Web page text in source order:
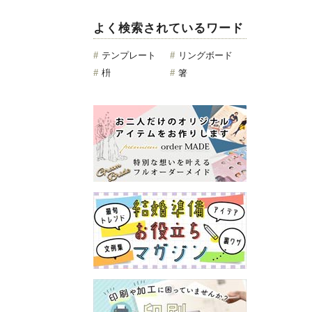
よく検索されているワード
# テンプレート # リングボード
# 枡 # 箸